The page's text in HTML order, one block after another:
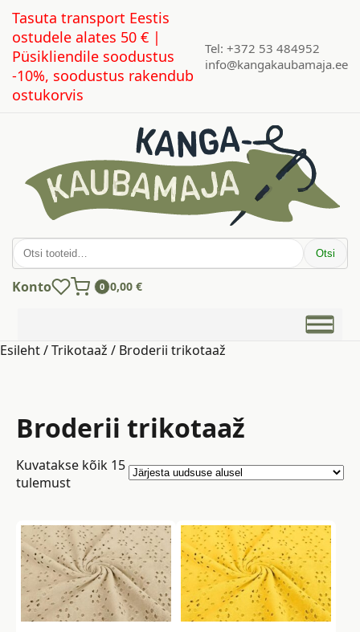
Tasuta transport Eestis
ostudele alates 50 € |
Püsikliendile soodustus
-10%, soodustus rakendub
ostukorvis
Tel: +372 53 484952
info@kangakaubamaja.ee
Otsi: Otsi
Konto 0 0,00 €
Esileht/Trikotaaž / Broderii trikotaaž
Broderii trikotaaž
Kuvatakse kõik 15
tulemustSorted